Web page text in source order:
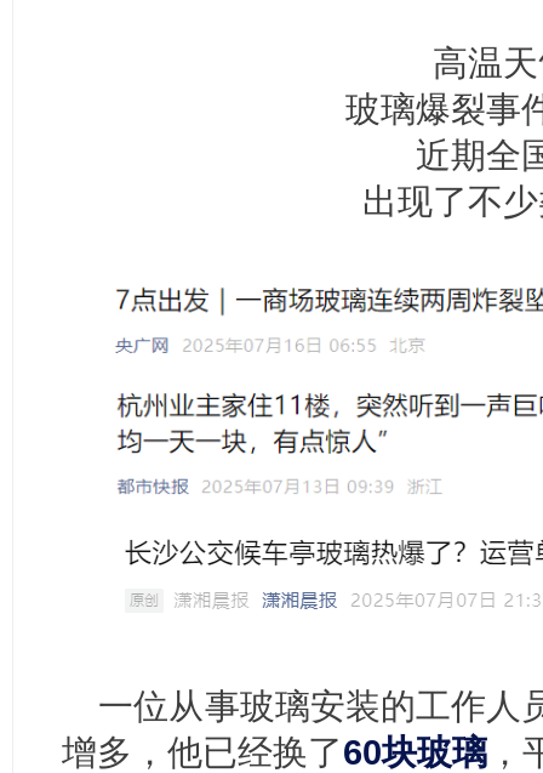
高温
玻璃爆裂事
近期全
出现了不
一位从事玻璃安装的工作人
增多，他已经换了60块玻璃